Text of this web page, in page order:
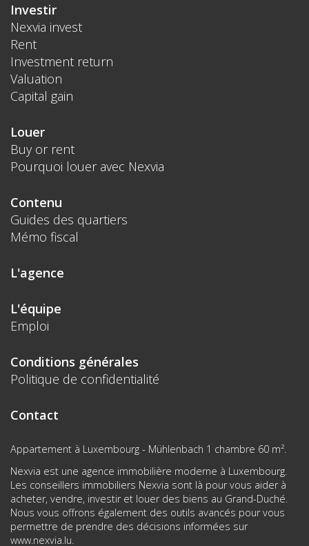
Investir
Nexvia invest
Rent
Investment return
Valuation
Capital gain
Louer
Buy or rent
Pourquoi louer avec Nexvia
Contenu
Guides des quartiers
Mémo fiscal
L'agence
L'équipe
Emploi
Conditions générales
Politique de confidentialité
Contact
Appartement à Luxembourg - Mühlenbach 1 chambre 60 m².
Nexvia est une agence immobilière moderne à Luxembourg.
Les conseillers immobiliers Nexvia sont là pour vous aider à
acheter, vendre, investir et louer des biens au Grand-Duché.
Nous vous offrons également des outils avancés pour vous
permettre de prendre des décisions informées sur
www.nexvia.lu.